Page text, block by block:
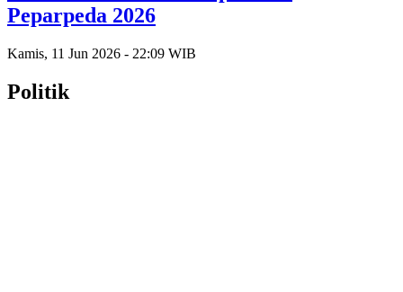
Peparpeda 2026
Kamis, 11 Jun 2026 - 22:09 WIB
Politik